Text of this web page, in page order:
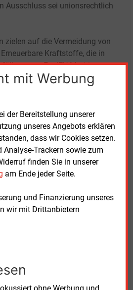
mit Werbung
der Bereitstellung unserer
unseres Angebots erklären
dass wir Cookies setzen.
Analyse-Trackern sowie zum
finden Sie in unserer
am Ende jeder Seite.
und Finanzierung unseres
wir mit Drittanbietern
Ausschluss sei unionsrechtlich
zielen auf die Vermeidung von
Kraftstoffe, die in
von FuelEU Maritime
werden, dürften nicht zusätzlich
werden. Ebenso
ausgeschlossen
anderen EU-Staaten bereits
in Deutschland nochmals
gemacht würden.
verlangen die Verbände
Kontrollen der Bundesanstalt
mit angemessener
sprechen sie sich für eine
BImSchV aus: Statt Super E5
für höhere Beimischungen
wie E20 zu öffnen.